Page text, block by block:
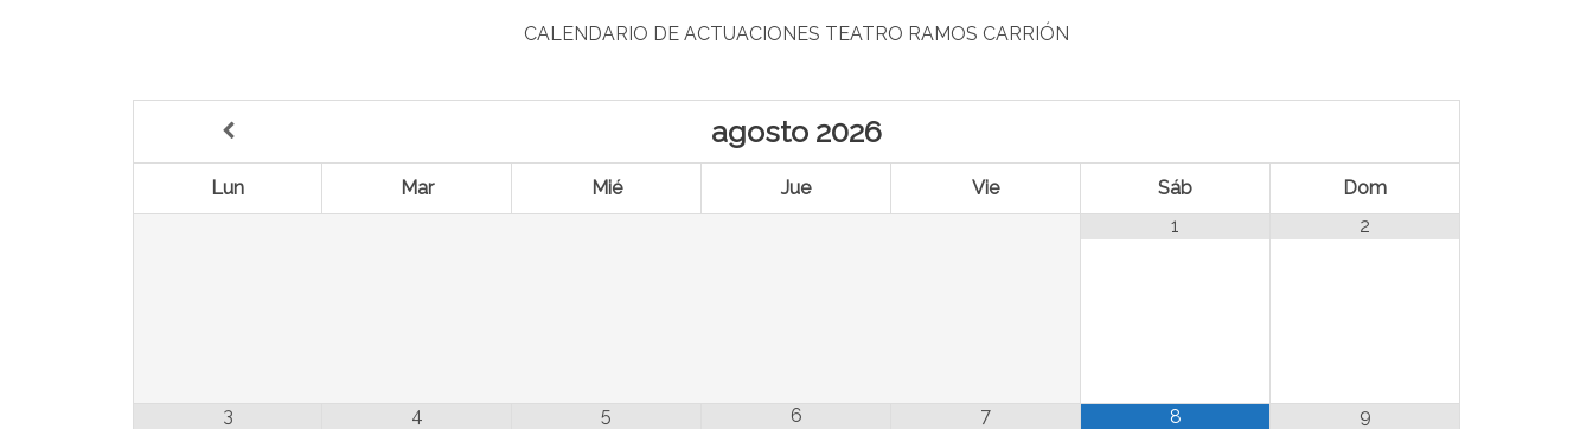
CALENDARIO DE ACTUACIONES TEATRO RAMOS CARRIÓN
agosto 2026
Lun Mar Mié Jue Vie Sáb
Dom
1
2
3 4 5 6 7 8 9